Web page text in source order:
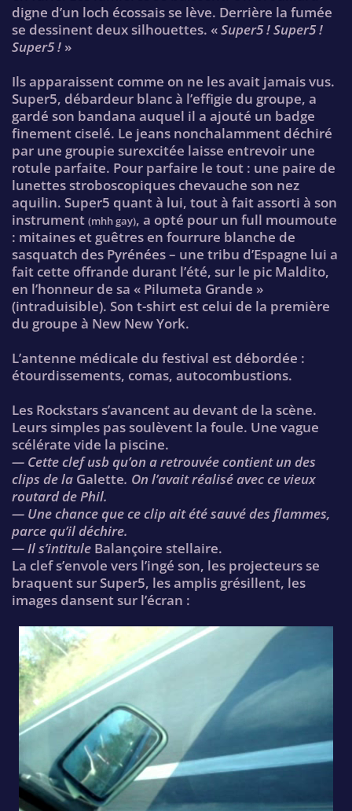
digne d’un loch écossais se lève. Derrière la fumée
se dessinent deux silhouettes. «Super5 ! Super5 !
Super5 ! »
Ils apparaissent comme on ne les avait jamais vus.
Super5, débardeur blanc à l’effigie du groupe, a
gardé son bandana auquel il a ajouté un badge
finement ciselé. Le jeans nonchalamment déchiré
par une groupie surexcitée laisse entrevoir une
rotule parfaite. Pour parfaire le tout : une paire de
lunettes stroboscopiques chevauche son nez
aquilin. Super5 quant à lui, tout à fait assorti à son
instrument (mhh gay), a opté pour un full moumoute
: mitaines et guêtres en fourrure blanche de
sasquatch des Pyrénées – une tribu d’Espagne lui a
fait cette offrande durant l’été, sur le pic Maldito,
en l’honneur de sa « Pilumeta Grande »
(intraduisible). Son t-shirt est celui de la première
du groupe à New New York.
L’antenne médicale du festival est débordée :
étourdissements, comas, autocombustions.
Les Rockstars s’avancent au devant de la scène.
Leurs simples pas soulèvent la foule. Une vague
scélérate vide la piscine.
— Cette clef usb qu’on a retrouvée contient un des
clips de la Galette. On l’avait réalisé avec ce vieux
routard de Phil.
— Une chance que ce clip ait été sauvé des flammes,
parce qu’il déchire.
— Il s’intitule Balançoire stellaire.
La clef s’envole vers l’ingé son, les projecteurs se
braquent sur Super5, les amplis grésillent, les
images dansent sur l’écran :